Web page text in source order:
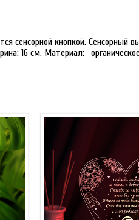
сенсорной кнопкой. Сенсорный
16 см. Материал: -